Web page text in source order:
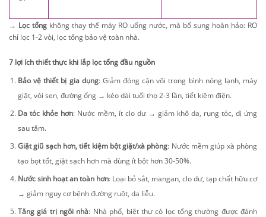
→ Lọc tổng không thay thế máy RO uống nước, mà bổ sung hoàn hảo: RO
chỉ lọc 1-2 vòi, lọc tổng bảo vệ toàn nhà.
7 lợi ích thiết thực khi lắp lọc tổng đầu nguồn
Bảo vệ thiết bị gia dụng: Giảm đóng cặn vôi trong bình nóng lạnh, máy
giặt, vòi sen, đường ống → kéo dài tuổi thọ 2-3 lần, tiết kiệm điện.
Da tóc khỏe hơn: Nước mềm, ít clo dư → giảm khô da, rụng tóc, dị ứng
sau tắm.
Giặt giũ sạch hơn, tiết kiệm bột giặt/xà phòng: Nước mềm giúp xà phòng
tạo bọt tốt, giặt sạch hơn mà dùng ít bột hơn 30-50%.
Nước sinh hoạt an toàn hơn: Loại bỏ sắt, mangan, clo dư, tạp chất hữu cơ
→ giảm nguy cơ bệnh đường ruột, da liễu.
Tăng giá trị ngôi nhà: Nhà phố, biệt thự có lọc tổng thường được đánh